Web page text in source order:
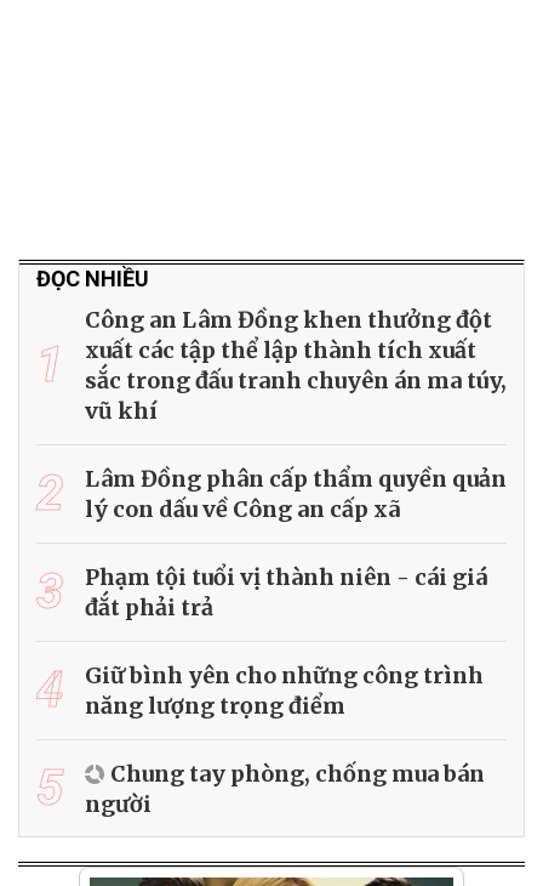
ĐỌC NHIỀU
1
Công an Lâm Đồng khen thưởng đột
xuất các tập thể lập thành tích xuất
sắc trong đấu tranh chuyên án ma túy,
vũ khí
2
Lâm Đồng phân cấp thẩm quyền quản
lý con dấu về Công an cấp xã
3
Phạm tội tuổi vị thành niên - cái giá
đắt phải trả
4
Giữ bình yên cho những công trình
năng lượng trọng điểm
5
Chung tay phòng, chống mua bán
người